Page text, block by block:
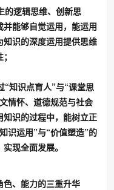
的逻辑思维、创新思
能够自觉运用，能运用
识的深度运用提供思维
知识点育人”与“课堂思
情怀、道德规范与社会
识的过程中，能树立正
识运用”与“价值塑造”的
现全面发展。
、能力的三重升华